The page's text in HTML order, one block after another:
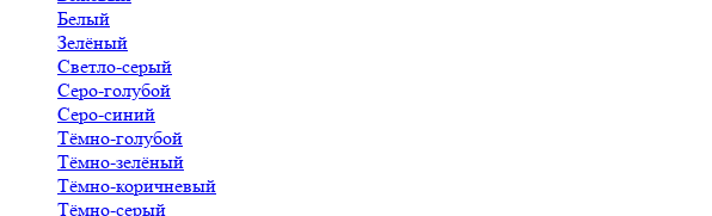
Белый
Зелёный
Светло-серый
Серо-голубой
Серо-синий
Тёмно-голубой
Тёмно-зелёный
Тёмно-коричневый
Тёмно-серый